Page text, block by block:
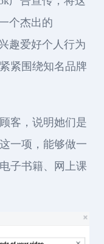
个杰出的
趣爱好个人行为
紧围绕知名品牌
客，说明她们是
一项，能够做一
子书籍、网上课